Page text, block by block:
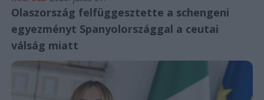
Olaszország felfüggesztette a schengeni
egyezményt Spanyolországgal a ceutai
válság miatt